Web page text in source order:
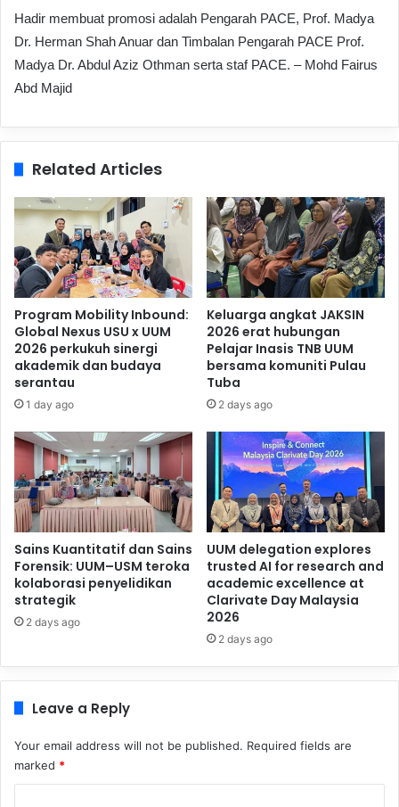
Hadir membuat promosi adalah Pengarah PACE, Prof. Madya
Dr. Herman Shah Anuar dan Timbalan Pengarah PACE Prof.
Madya Dr. Abdul Aziz Othman serta staf PACE. – Mohd Fairus
Abd Majid
Related Articles
Program Mobility Inbound:
Global Nexus USU x UUM
2026 perkukuh sinergi
akademik dan budaya
serantau
1 day ago
Keluarga angkat JAKSIN
2026 erat hubungan
Pelajar Inasis TNB UUM
bersama komuniti Pulau
Tuba
2 days ago
Sains Kuantitatif dan Sains
Forensik: UUM–USM teroka
kolaborasi penyelidikan
strategik
2 days ago
UUM delegation explores
trusted AI for research and
academic excellence at
Clarivate Day Malaysia
2026
2 days ago
Leave a Reply
Your email address will not be published. Required fields are
marked *